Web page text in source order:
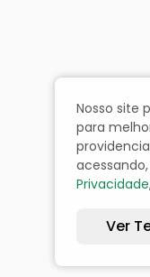
Nosso site
para
Privacidade
Ver